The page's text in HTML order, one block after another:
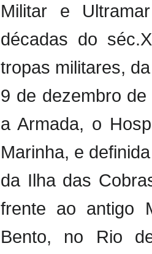
Militar e
décadas do
tropas militares,
9 de dezembro
a Armada, o
Marinha, e
da Ilha das
frente ao antigo
Bento, no Rio